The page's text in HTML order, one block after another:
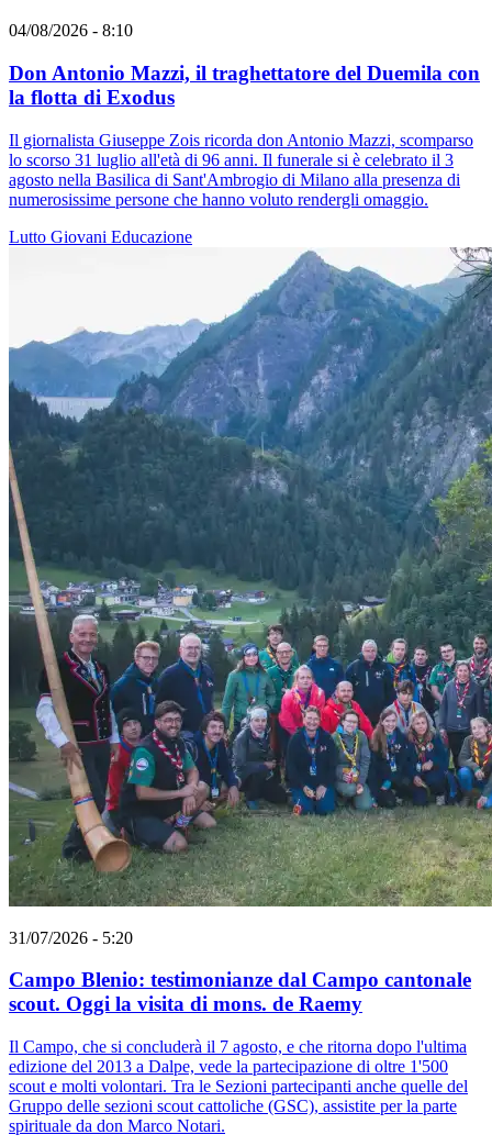
04/08/2026 - 8:10
Don Antonio Mazzi, il traghettatore del Duemila con
la flotta di Exodus
Il giornalista Giuseppe Zois ricorda don Antonio Mazzi, scomparso
lo scorso 31 luglio all'età di 96 anni. Il funerale si è celebrato il 3
agosto nella Basilica di Sant'Ambrogio di Milano alla presenza di
numerosissime persone che hanno voluto rendergli omaggio.
Lutto Giovani Educazione
31/07/2026 - 5:20
Campo Blenio: testimonianze dal Campo cantonale
scout. Oggi la visita di mons. de Raemy
Il Campo, che si concluderà il 7 agosto, e che ritorna dopo l'ultima
edizione del 2013 a Dalpe, vede la partecipazione di oltre 1'500
scout e molti volontari. Tra le Sezioni partecipanti anche quelle del
Gruppo delle sezioni scout cattoliche (GSC), assistite per la parte
spirituale da don Marco Notari.